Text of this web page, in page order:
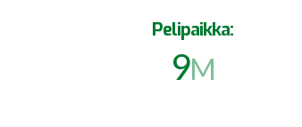
Pelipaikka:
9M